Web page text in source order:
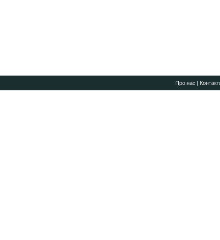
Про нас |